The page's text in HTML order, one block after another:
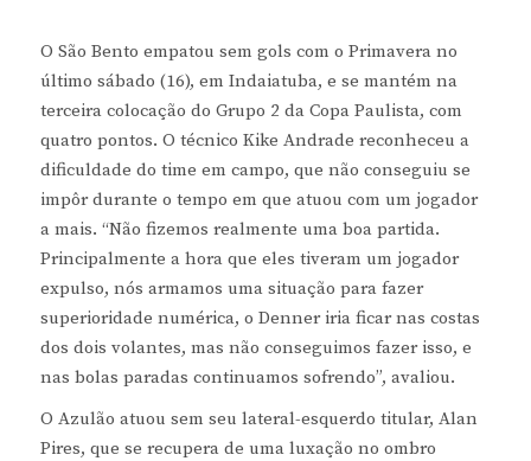
O São Bento empatou sem gols com o Primavera no
último sábado (16), em Indaiatuba, e se mantém na
terceira colocação do Grupo 2 da Copa Paulista, com
quatro pontos. O técnico Kike Andrade reconheceu a
dificuldade do time em campo, que não conseguiu se
impôr durante o tempo em que atuou com um jogador
a mais. “Não fizemos realmente uma boa partida.
Principalmente a hora que eles tiveram um jogador
expulso, nós armamos uma situação para fazer
superioridade numérica, o Denner iria ficar nas costas
dos dois volantes, mas não conseguimos fazer isso, e
nas bolas paradas continuamos sofrendo”, avaliou.
O Azulão atuou sem seu lateral-esquerdo titular, Alan
Pires, que se recupera de uma luxação no ombro